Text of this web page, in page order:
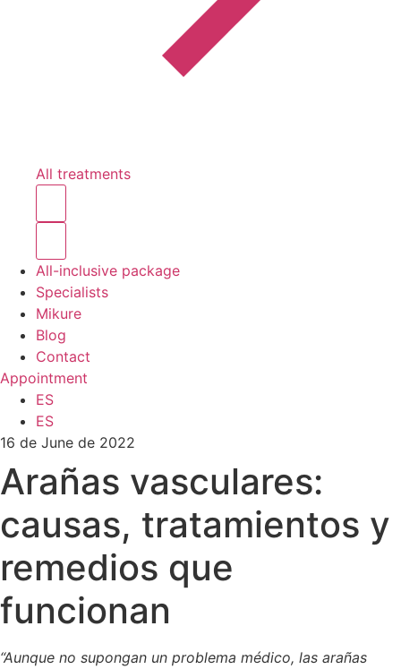
All treatments
All-inclusive package
Specialists
Mikure
Blog
Contact
Appointment
ES
ES
16 de June de 2022
Arañas vasculares:
causas, tratamientos y
remedios que
funcionan
“Aunque no supongan un problema médico, las arañas